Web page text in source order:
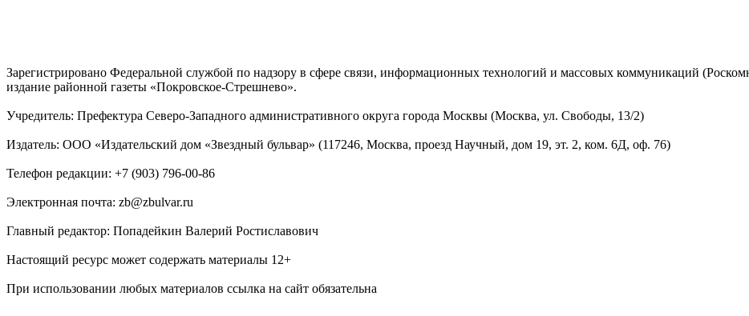
Зарегистрировано Федеральной службой по надзору в сфере связи, информационных технологий и массовых коммуникаций
издание районной газеты «Покровское-Стрешнево».
Учредитель: Префектура Северо-Западного административного округа города Москвы (Москва, ул. Свободы, 13/2)
Издатель: ООО «Издательский дом «Звездный бульвар» (117246, Москва, проезд Научный, дом 19, эт. 2, ком. 6Д, оф. 76)
Телефон редакции: +7 (903) 796-00-86
Электронная почта: zb@zbulvar.ru
Главный редактор: Попадейкин Валерий Ростиславович
Настоящий ресурс может содержать материалы 12+
При использовании любых материалов ссылка на сайт обязательна